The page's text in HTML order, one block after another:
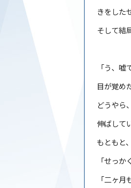
きをした
そして結
「う、
目が覚め
どうやら
伸ばして
もともと
「せっ
「二ヶ